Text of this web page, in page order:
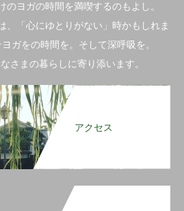
のヨガの時間を満喫するのもよし。
、「心にゆとりがない」時かもしれま
ガをの時間を。そして深呼吸を。
さまの暮らしに寄り添います。
アクセス